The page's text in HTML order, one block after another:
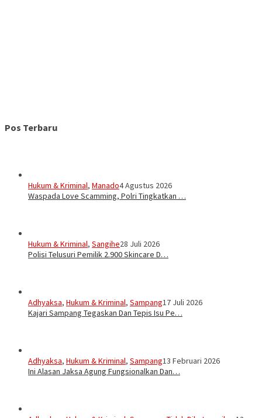
Pos Terbaru
Hukum & Kriminal, Manado4 Agustus 2026
Waspada Love Scamming, Polri Tingkatkan …
Hukum & Kriminal, Sangihe28 Juli 2026
Polisi Telusuri Pemilik 2.900 Skincare D…
Adhyaksa, Hukum & Kriminal, Sampang17 Juli 2026
Kajari Sampang Tegaskan Dan Tepis Isu Pe…
Adhyaksa, Hukum & Kriminal, Sampang13 Februari 2026
Ini Alasan Jaksa Agung Fungsionalkan Dan…